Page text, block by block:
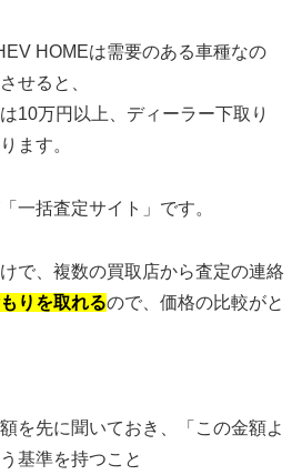
HOMEは需要のある車種なの
せると、
10万円以上、ディーラー下取り
ます。
一括査定サイト」です。
で、複数の買取店から査定の連絡
りを取れるので、価格の比較がと
を先に聞いておき、「この金額よ
基準を持つこと